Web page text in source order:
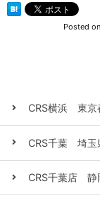
Posted on
CRS横浜 東
CRS千葉 埼
CRS千葉店